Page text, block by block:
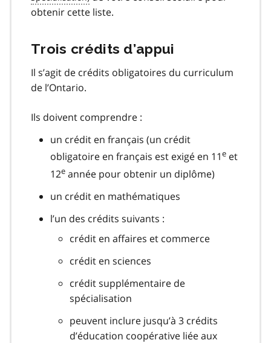
obtenir cette liste.
Trois crédits d’appui
Il s’agit de crédits obligatoires du curriculum
de l’Ontario.
Ils doivent comprendre :
un crédit en français (un crédit
obligatoire en français est exigé en 11e et
12e année pour obtenir un diplôme)
un crédit en mathématiques
l’un des crédits suivants :
crédit en affaires et commerce
crédit en sciences
crédit supplémentaire de
spécialisation
peuvent inclure jusqu’à 3 crédits
d’éducation coopérative liée aux